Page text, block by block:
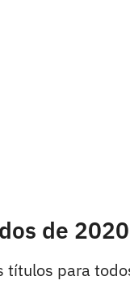
de 2020
para